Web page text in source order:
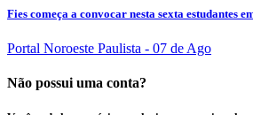
Fies começa a convocar nesta sexta estudantes
Portal Noroeste Paulista - 07 de Ago
Não possui uma conta?